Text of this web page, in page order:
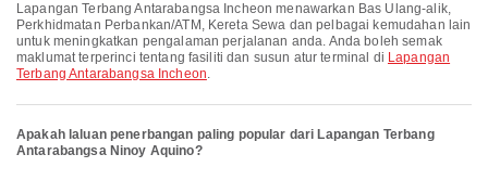
Lapangan Terbang Antarabangsa Incheon menawarkan Bas Ulang-alik,
Perkhidmatan Perbankan/ATM, Kereta Sewa dan pelbagai kemudahan lain
untuk meningkatkan pengalaman perjalanan anda. Anda boleh semak
maklumat terperinci tentang fasiliti dan susun atur terminal di Lapangan
Terbang Antarabangsa Incheon.
Apakah laluan penerbangan paling popular dari Lapangan Terbang
Antarabangsa Ninoy Aquino?